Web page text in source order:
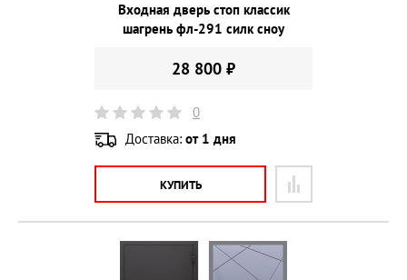
Входная дверь стоп классик
шагрень фл-291 силк сноу
28 800 ₽
0
Доставка: от 1 дня
КУПИТЬ